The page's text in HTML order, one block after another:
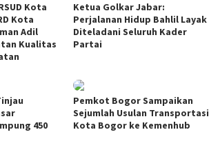
Kota
Kota
Adil
Kualitas
Ketua Golkar Jabar:
Perjalanan Hidup Bahlil Layak
Diteladani Seluruh Kader
Partai
450
Pemkot Bogor Sampaikan
Sejumlah Usulan Transportasi
Kota Bogor ke Kemenhub